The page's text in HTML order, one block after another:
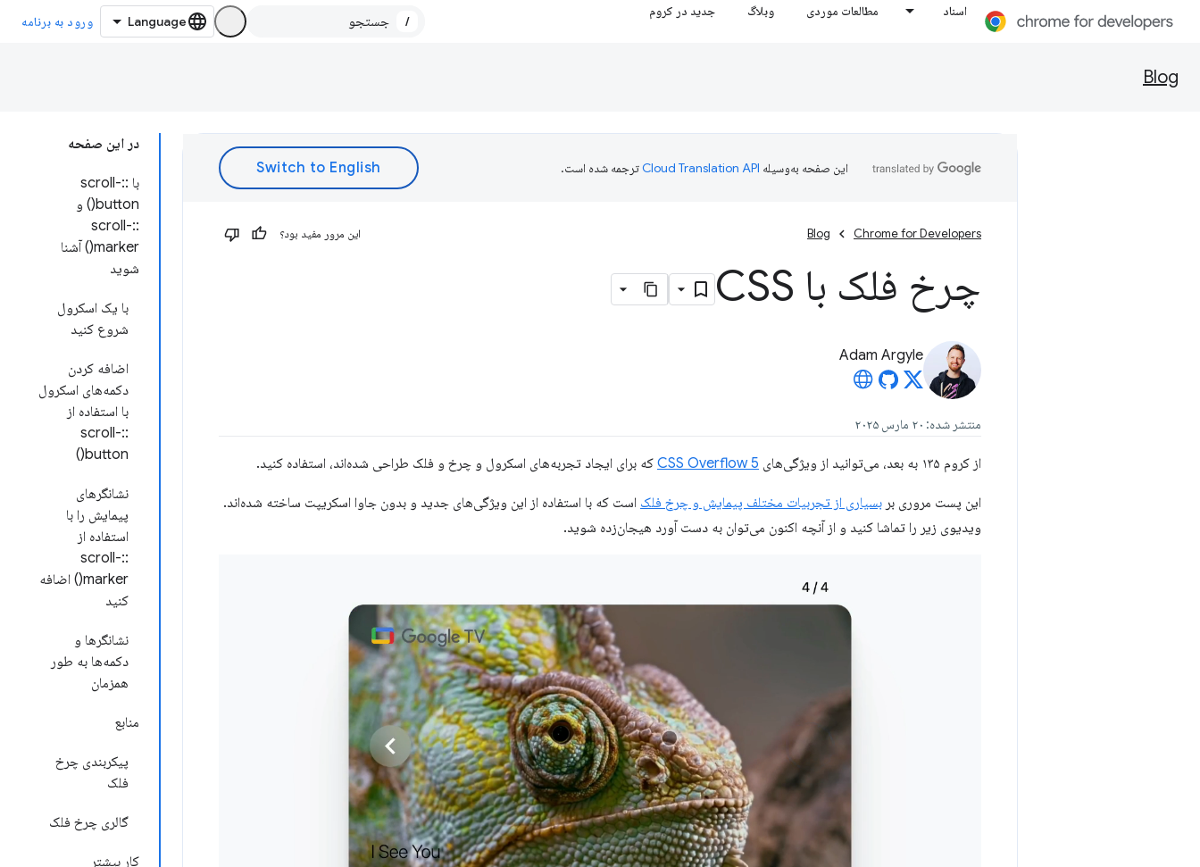
اسناد مطالعات موردی وبلاگ جدید در کروم
/ ورود به برنامه
Blog
در این صفحه
با ::scroll-
button() و
::scroll-
marker() آشنا
شوید
با یک اسکرول
شروع کنید
اضافه کردن
دکمه‌های اسکرول
با استفاده از
::scroll-
button()
نشانگرهای
پیمایش را با
استفاده از
::scroll-
marker() اضافه
کنید
نشانگرها و
دکمه‌ها به طور
همزمان
منابع
پیکربندی چرخ
فلک
گالری چرخ فلک
کار بیشتر
این صفحه به‌وسیله ترجمه شده است.
Chrome for Developers
Blog این مرور مفید بود؟
چرخ فلک با CSS
Adam Argyle
منتشر شده: ۲۰ مارس ۲۰۲۵
از کروم ۱۳۵ به بعد، می‌توانید از ویژگی‌های CSS Overflow 5 که برای ایجاد تجربه‌های اسکرول و چرخ و فلک طراحی شده‌اند، استفاده کنید.
این پست مروری بر بسیاری از تجربیات مختلف پیمایش و چرخ فلک است که با استفاده از این ویژگی‌های جدید و بدون جاوا اسکریپت ساخته شده‌اند.
ویدیوی زیر را تماشا کنید و از آنچه اکنون می‌توان به دست آورد هیجان‌زده شوید.